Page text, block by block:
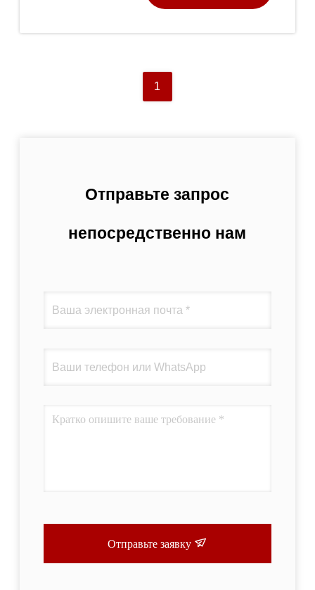
1
Отправьте запрос
непосредственно нам
Отправьте заявку